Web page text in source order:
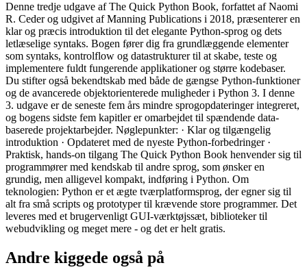
Denne tredje udgave af The Quick Python Book, forfattet af Naomi
R. Ceder og udgivet af Manning Publications i 2018, præsenterer en
klar og præcis introduktion til det elegante Python-sprog og dets
letlæselige syntaks. Bogen fører dig fra grundlæggende elementer
som syntaks, kontrolflow og datastrukturer til at skabe, teste og
implementere fuldt fungerende applikationer og større kodebaser.
Du stifter også bekendtskab med både de gængse Python-funktioner
og de avancerede objektorienterede muligheder i Python 3. I denne
3. udgave er de seneste fem års mindre sprogopdateringer integreret,
og bogens sidste fem kapitler er omarbejdet til spændende data-
baserede projektarbejder. Nøglepunkter: · Klar og tilgængelig
introduktion · Opdateret med de nyeste Python-forbedringer ·
Praktisk, hands-on tilgang The Quick Python Book henvender sig til
programmører med kendskab til andre sprog, som ønsker en
grundig, men alligevel kompakt, indføring i Python. Om
teknologien: Python er et ægte tværplatformsprog, der egner sig til
alt fra små scripts og prototyper til krævende store programmer. Det
leveres med et brugervenligt GUI-værktøjssæt, biblioteker til
webudvikling og meget mere - og det er helt gratis.
Andre kiggede også på